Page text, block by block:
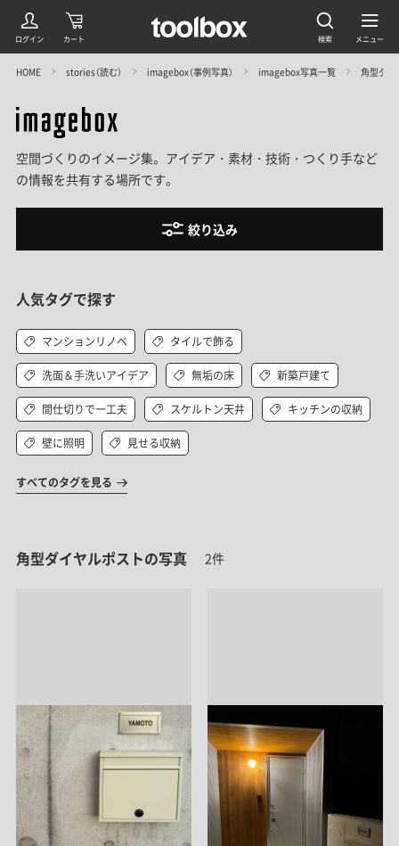
HOME stories（読む） imagebox（事例写真） imagebox写真一覧 角型ダイ
空間づくりのイメージ集。アイデア・素材・技術・つくり手など
の情報を共有する場所です。
絞り込み
人気タグで探す
マンションリノベ タイルで飾る
洗面＆手洗いアイデア 無垢の床 新築戸建て
間仕切りで一工夫 スケルトン天井 キッチンの収納
壁に照明 見せる収納
すべてのタグを見る
角型ダイヤルポストの写真 2件